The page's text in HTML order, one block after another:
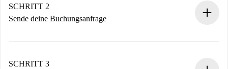
Du erhältst alle notwendigen Informationen im Voraus.
SCHRITT 2
Sende deine Buchungsanfrage
Denk daran, dass wir dich erst belasten, wenn der
SCHRITT 3